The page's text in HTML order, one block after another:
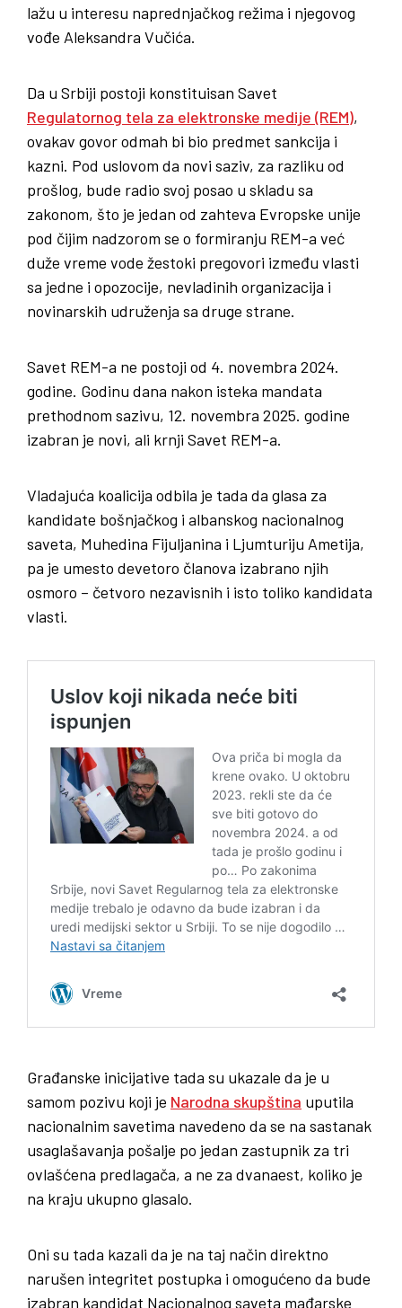
lažu u interesu naprednjačkog režima i njegovog
vođe Aleksandra Vučića.
Da u Srbiji postoji konstituisan Savet
Regulatornog tela za elektronske medije (REM),
ovakav govor odmah bi bio predmet sankcija i
kazni. Pod uslovom da novi saziv, za razliku od
prošlog, bude radio svoj posao u skladu sa
zakonom, što je jedan od zahteva Evropske unije
pod čijim nadzorom se o formiranju REM-a već
duže vreme vode žestoki pregovori između vlasti
sa jedne i opozocije, nevladinih organizacija i
novinarskih udruženja sa druge strane.
Savet REM-a ne postoji od 4. novembra 2024.
godine. Godinu dana nakon isteka mandata
prethodnom sazivu, 12. novembra 2025. godine
izabran je novi, ali krnji Savet REM-a.
Vladajuća koalicija odbila je tada da glasa za
kandidate bošnjačkog i albanskog nacionalnog
saveta, Muhedina Fijuljanina i Ljumturiju Ametija,
pa je umesto devetoro članova izabrano njih
osmoro – četvoro nezavisnih i isto toliko kandidata
vlasti.
Građanske inicijative tada su ukazale da je u
samom pozivu koji je Narodna skupština uputila
nacionalnim savetima navedeno da se na sastanak
usaglašavanja pošalje po jedan zastupnik za tri
ovlašćena predlagača, a ne za dvanaest, koliko je
na kraju ukupno glasalo.
Oni su tada kazali da je na taj način direktno
narušen integritet postupka i omogućeno da bude
izabran kandidat Nacionalnog saveta mađarske